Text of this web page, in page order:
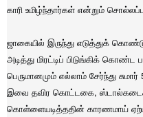
காரி உமிழ்ந்தார்கள் என்றும்
ஜாகையில் இருந்து எடுத்துக்
அடித்து மிரட்டிப் பிடுங்கிக்
பெருமானமும் எல்லாம் சேர்ந்து சுமார்
இவை தவிர கொட்டகை,
கொள்ளையடித்ததின் காரணமாய்